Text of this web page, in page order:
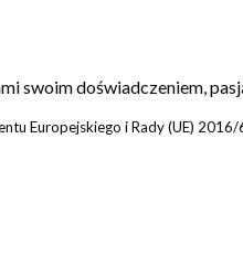
swoim doświadczeniem,
Europejskiego i Rady (UE)